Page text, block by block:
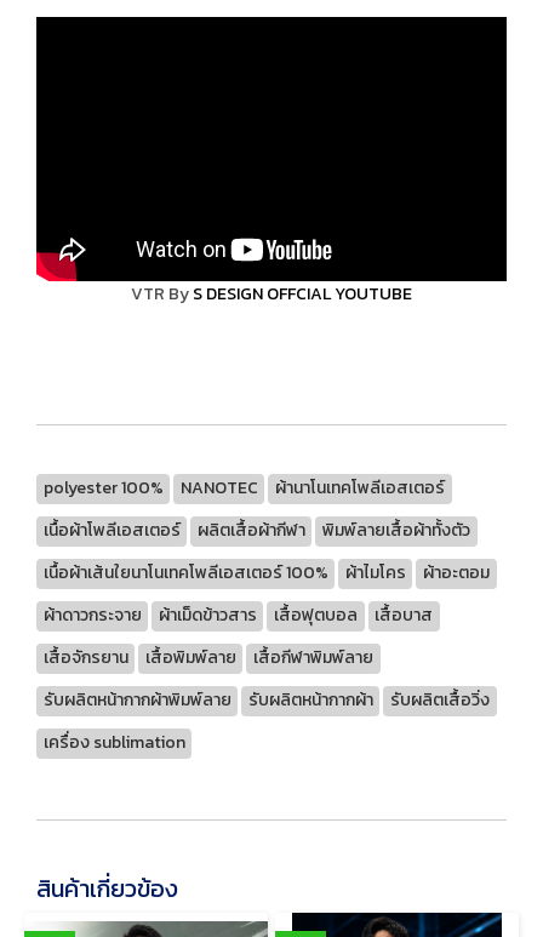
VTR ByS DESIGN OFFCIAL YOUTUBE
polyester 100% NANOTEC
ผ้านาโนเทคโพลีเอสเตอร์
เนื้อผ้าโพลีเอสเตอร์
ผลิตเสื้อผ้ากีฬา
พิมพ์ลายเสื้อผ้าทั้งตัว
เนื้อผ้าเส้นใยนาโนเทคโพลีเอสเตอร์ 100%
ผ้าไมโคร
ผ้าอะตอม
ผ้าดาวกระจาย
ผ้าเม็ดข้าวสาร เสื้อฟุตบอล
เสื้อบาส
เสื้อจักรยาน
เสื้อพิมพ์ลาย
เสื้อกีฬาพิมพ์ลาย
รับผลิตหน้ากากผ้าพิมพ์ลาย
รับผลิตหน้ากากผ้า
รับผลิตเสื้อวิ่ง
เครื่อง sublimation
สินค้าเกี่ยวข้อง